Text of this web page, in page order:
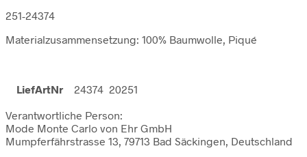
251-24374
Materialzusammensetzung: 100% Baumwolle, Piqué
LiefArtNr
24374 20251
Verantwortliche Person:
Mode Monte Carlo von Ehr GmbH
Mumpferfährstrasse 13, 79713 Bad Säckingen, Deutschland